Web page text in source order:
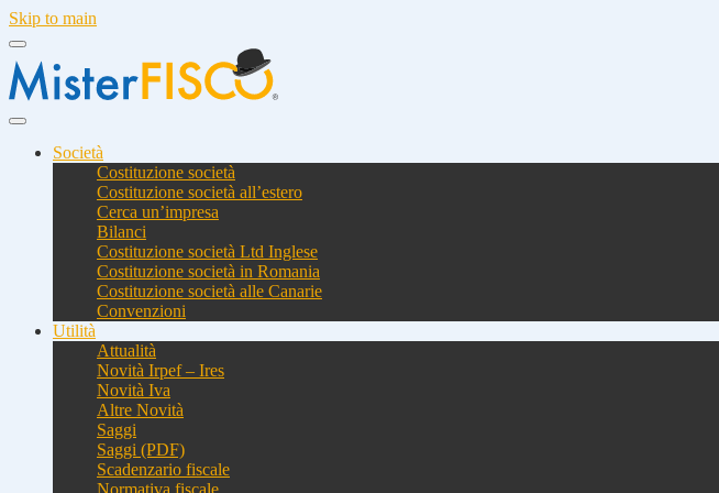
Skip to main
Società
Costituzione società
Costituzione società all’estero
Cerca un’impresa
Bilanci
Costituzione società Ltd Inglese
Costituzione società in Romania
Costituzione società alle Canarie
Convenzioni
Utilità
Attualità
Novità Irpef – Ires
Novità Iva
Altre Novità
Saggi
Saggi (PDF)
Scadenzario fiscale
Normativa fiscale